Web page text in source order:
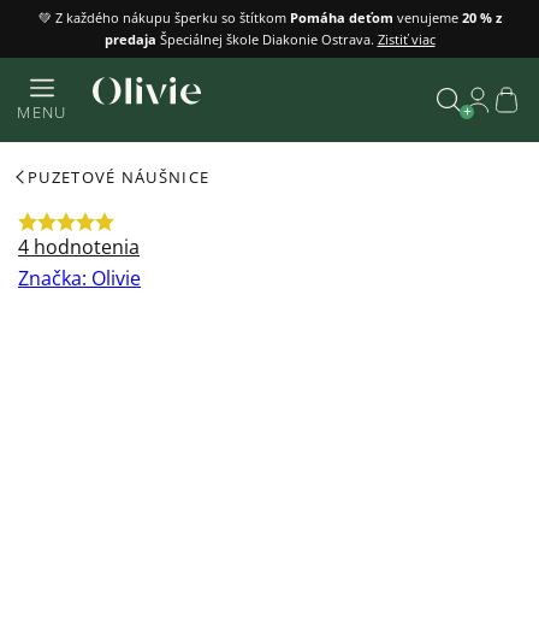
Prejsť
obsah
💚 Z každého nákupu šperku so štítkom Pomáha deťom venujeme 20 % z
predaja Špeciálnej škole Diakonie Ostrava. Zistiť viac
MENU
PUZETOVÉ NÁUŠNICE
Priemerné
hodnotenie
4 hodnotenia
Značka: Olivie